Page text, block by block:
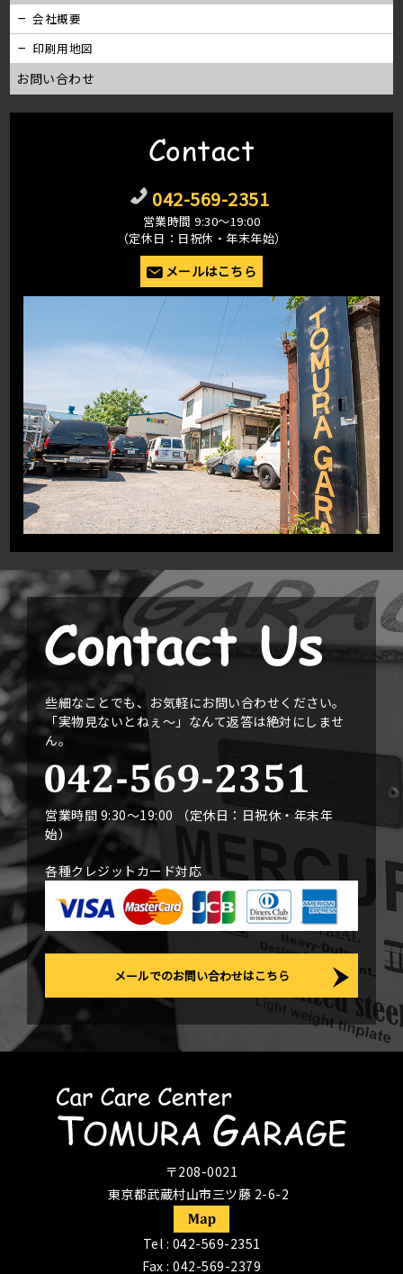
会社概要
印刷用地図
お問い合わせ
Contact
042-569-2351
営業時間 9:30〜19:00
（定休日：日祝休・年末年始）
メールはこちら
些細なことでも、お気軽にお問い合わせください。
「実物見ないとねぇ〜」なんて返答は絶対にしませ
ん。
営業時間 9:30〜19:00 （定休日：日祝休・年末年
始）
各種クレジットカード対応
メールでのお問い合わせはこちら
〒208-0021
東京都武蔵村山市三ツ藤 2-6-2
Tel : 042-569-2351
Fax : 042-569-2379